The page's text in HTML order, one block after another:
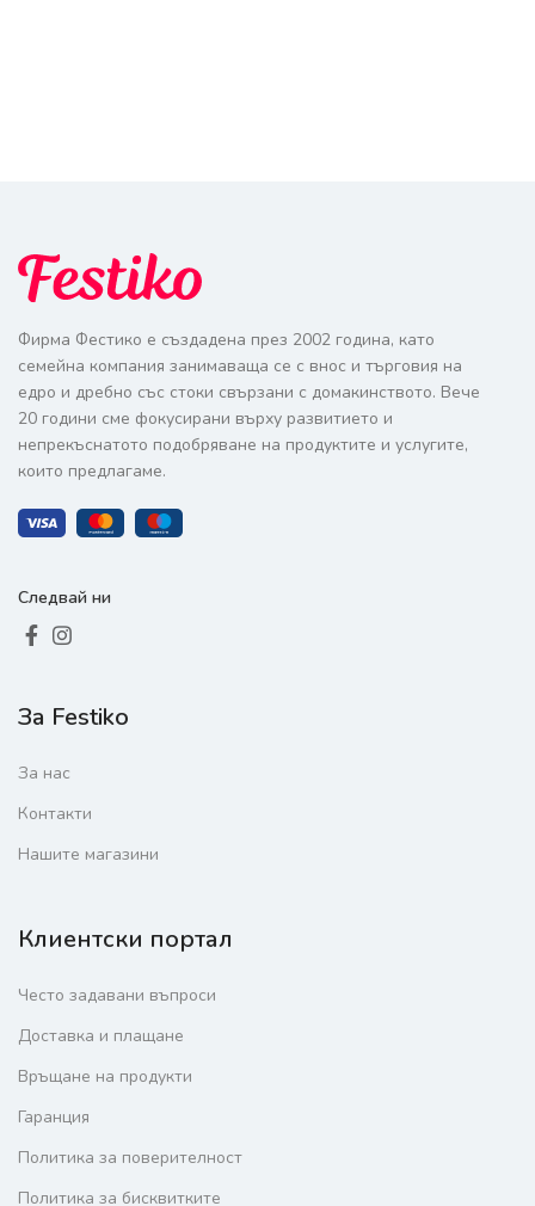
Фирма Фестико е създадена през 2002 година, като
семейна компания занимаваща се с внос и търговия на
едро и дребно със стоки свързани с домакинството. Вече
20 години сме фокусирани върху развитието и
непрекъснатото подобряване на продуктите и услугите,
които предлагаме.
Следвай ни
За Festiko
За нас
Контакти
Нашите магазини
Клиентски портал
Често задавани въпроси
Доставка и плащане
Връщане на продукти
Гаранция
Политика за поверителност
Политика за бисквитките